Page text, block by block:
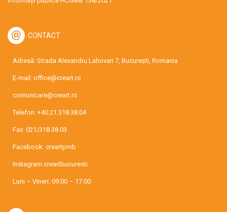
CONTACT
Adresă: Strada Alexandru Lahovari 7, București, Romania
E-mail: office@creart.ro
comunicare@creart.ro
Telefon: +40.21.318.38.04
Fax: 021/318.38.03
Facebook: creartpmb
Instagram creartbucuresti
Luni – Vineri: 09:00 – 17:00